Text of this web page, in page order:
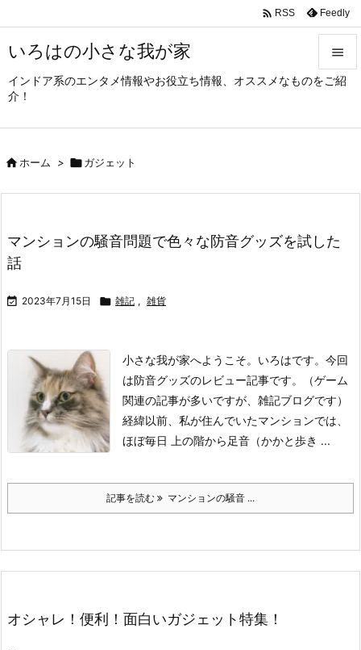
いろはの小さな我が家
インドア系のエンタメ情報やお役立ち情報、オススメなものをご紹
介！




 RSS Feedly
ホーム > ガジェット
マンションの騒音問題で色々な防音グッズを試した
話
 2023年7月15日  雑記 , 雑貨
小さな我が家へようこそ。いろはです。 今回
は防音グッズのレビュー記事です。
（ゲーム
関連の記事が多いですが、雑記ブログです）
経緯以前、私が住んでいたマンションでは、
ほぼ毎日 上の階から足音（かかと歩き ...
記事を読む マンションの騒音 ...
オシャレ！便利！面白いガジェット特集！